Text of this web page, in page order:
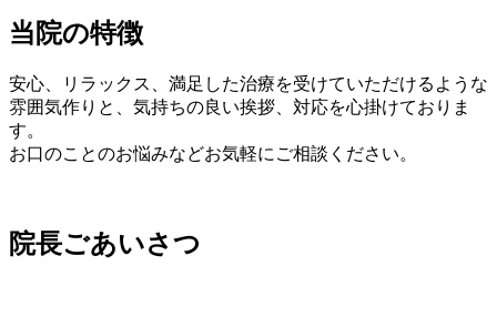
当院の特徴
安心、リラックス、満足した治療を受けていただけるような
雰囲気作りと、気持ちの良い挨拶、対応を心掛けておりま
す。
お口のことのお悩みなどお気軽にご相談ください。
院長ごあいさつ